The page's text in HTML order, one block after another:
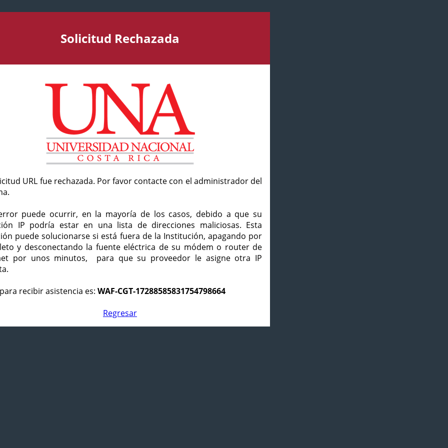
Solicitud Rechazada
URL fue rechazada. Por favor contacte con el administrador del
puede ocurrir, en la mayoría de los casos, debido a que su
IP podría estar en una lista de direcciones maliciosas. Esta
puede solucionarse si está fuera de la Institución, apagando por
y desconectando la fuente eléctrica de su módem o router de
por unos minutos, para que su proveedor le asigne otra IP
recibir asistencia es: WAF-CGT-17288585831754798664
Regresar